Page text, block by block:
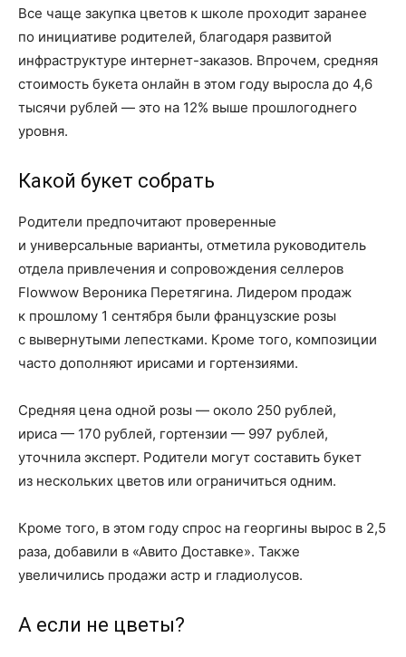
Все чаще закупка цветов к школе проходит заранее
по инициативе родителей, благодаря развитой
инфраструктуре интернет-заказов. Впрочем, средняя
стоимость букета онлайн в этом году выросла до 4,6
тысячи рублей — это на 12% выше прошлогоднего
уровня.
Какой букет собрать
Родители предпочитают проверенные
и универсальные варианты, отметила руководитель
отдела привлечения и сопровождения селлеров
Flowwow Вероника Перетягина. Лидером продаж
к прошлому 1 сентября были французские розы
с вывернутыми лепестками. Кроме того, композиции
часто дополняют ирисами и гортензиями.
Средняя цена одной розы — около 250 рублей,
ириса — 170 рублей, гортензии — 997 рублей,
уточнила эксперт. Родители могут составить букет
из нескольких цветов или ограничиться одним.
Кроме того, в этом году спрос на георгины вырос в 2,5
раза, добавили в «Авито Доставке». Также
увеличились продажи астр и гладиолусов.
А если не цветы?